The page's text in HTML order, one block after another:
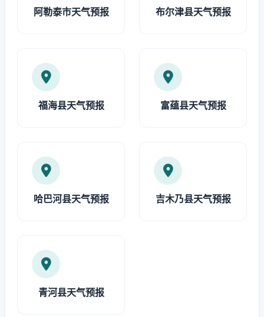
阿勒泰市天气预报 布尔津县天气预报
福海县天气预报 富蕴县天气预报
哈巴河县天气预报 吉木乃县天气预报
青河县天气预报